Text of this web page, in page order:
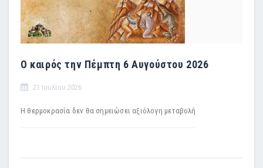
Ο καιρός την Πέμπτη 6 Αυγούστου 2026
21 Ιουλίου 2026
H θερμοκρασία δεν θα σημειώσει αξιόλογη μεταβολή